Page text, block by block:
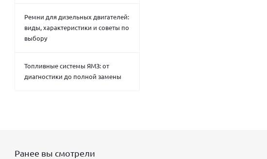
Ремни для дизельных двигателей:
виды, характеристики и советы по
выбору
Топливные системы ЯМЗ: от
диагностики до полной замены
Ранее вы смотрели